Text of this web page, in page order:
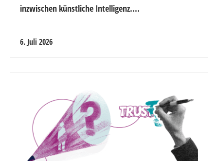
inzwischen künstliche Intelligenz....
6. Juli 2026